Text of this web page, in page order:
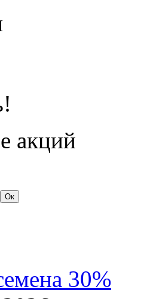
акций
Ок
30%